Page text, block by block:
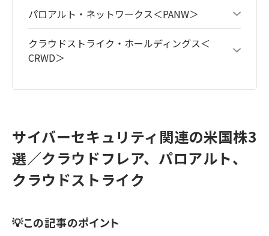
パロアルト・ネットワークス＜PANW＞
クラウドストライク・ホールディングス＜
CRWD＞
サイバーセキュリティ関連の米国株3
選／クラウドフレア、パロアルト、
クラウドストライク
💡この記事のポイント